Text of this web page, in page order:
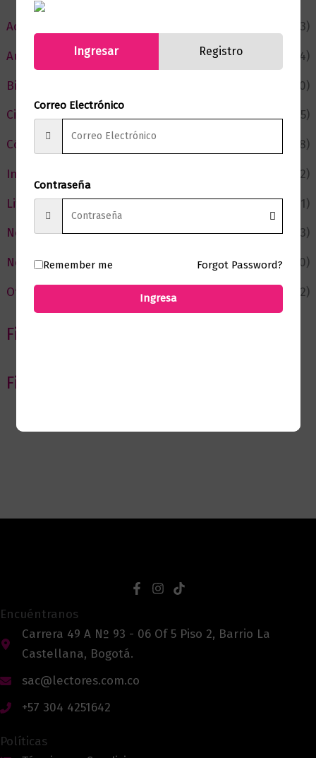
Actualidad
(53)
Autor del Mes
(4)
Bienestar
(230)
Ciencia y Conocimiento
(75)
Cómic y Fantasía
(88)
Infantil y Juvenil
(212)
Literatura
(371)
Negocios
(43)
Novedades
(110)
Ofertas
(12)
Filtrar por Autor
Filtrar por editorial
Encuéntranos
Carrera 49 A Nº 93 - 06 Of 5 Piso 2, Barrio La
Castellana, Bogotá.
sac@lectores.com.co
+57 304 4251642
Políticas
Ingresar Registro
Correo Electrónico
Contraseña
Remember me Forgot Password?
Ingresa